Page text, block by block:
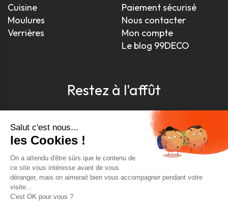
Cuisine
Moulures
Verrières
Paiement sécurisé
Nous contacter
Mon compte
Le blog 99DECO
Restez à l'affût
Pour être toujours au courant, inscrivez-vous à
notre newsletter
J'accepte les conditions générales et la politique de